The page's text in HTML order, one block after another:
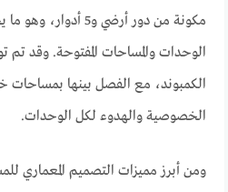
مكونة من دور أرضي و5
الوحدات والمساحات المفتوحة. وقد تم
الكمبوند، مع الفصل بينها
الخصوصية والهدوء لكل الوحدات.
ومن أبرز مميزات التصميم المعماري